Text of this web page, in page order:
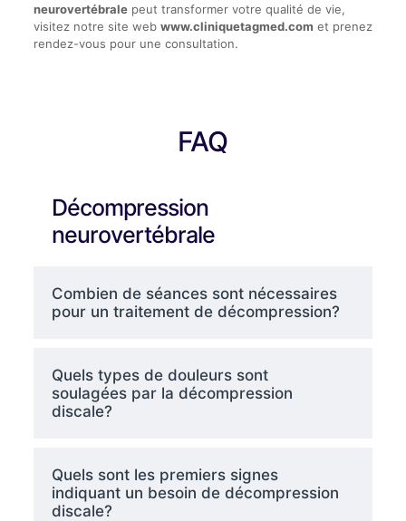
neurovertébralepeut transformer votre qualité de vie,
visitez notre site web www.cliniquetagmed.com et prenez
rendez-vous pour une consultation.
FAQ
Décompression
neurovertébrale
Combien de séances sont nécessaires
pour un traitement de décompression?
Quels types de douleurs sont
soulagées par la décompression
discale?
Quels sont les premiers signes
indiquant un besoin de décompression
discale?